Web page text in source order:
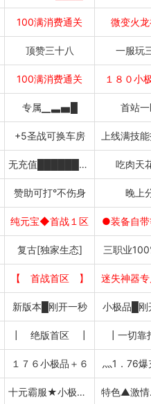
100满消费通关 微变火
顶赞三十八 一服玩
100满消费通关 １８０小
专属▁▃▅█ 首站
+5圣战可换车房 上线满技
无充值████████████ 吃肉天
赞助可打°不伤身 晚上
纯元宝◆首战１区 ●装备自
复古[独家生态] 三职业
【 首战首区 】 迷失神器
新版本█刚开一秒 小极品█刚
┃ 绝版首区 ┃ ┃一切
１７６小极品＋６ 灬1．76爆
十元霸服★小极品+７ 特色▲激